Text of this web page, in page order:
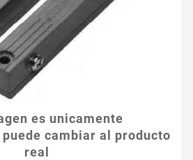
es unicamente
cambiar al producto
real